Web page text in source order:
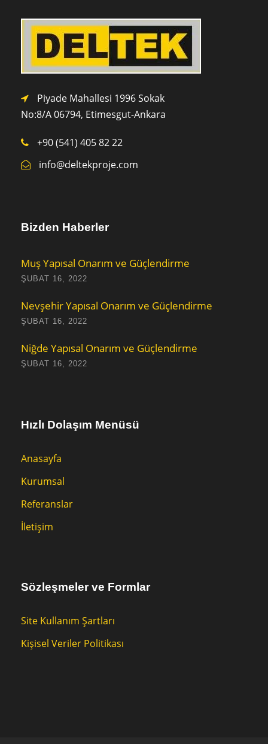
Piyade Mahallesi 1996 Sokak
No:8/A 06794, Etimesgut-Ankara
+90 (541) 405 82 22
info@deltekproje.com
Bizden Haberler
Muş Yapısal Onarım ve Güçlendirme
ŞUBAT 16, 2022
Nevşehir Yapısal Onarım ve Güçlendirme
ŞUBAT 16, 2022
Niğde Yapısal Onarım ve Güçlendirme
ŞUBAT 16, 2022
Hızlı Dolaşım Menüsü
Anasayfa
Kurumsal
Referanslar
İletişim
Sözleşmeler ve Formlar
Site Kullanım Şartları
Kişisel Veriler Politikası